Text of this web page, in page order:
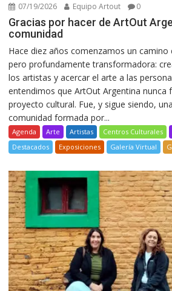
07/19/2026 Equipo Artout 0
Gracias por hacer de ArtOut
comunidad
Hace diez años comenzamos un camino
pero profundamente transformadora:
los artistas y acercar el arte a las
entendimos que ArtOut Argentina nunca
proyecto cultural. Fue, y sigue siendo,
comunidad formada por...
Agenda Arte Artistas Centros Culturales
Destacados
Exposiciones Galería Virtual